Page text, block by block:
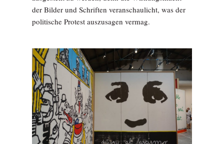
der Bilder und Schriften veranschaulicht, was der
politische Protest auszusagen vermag.